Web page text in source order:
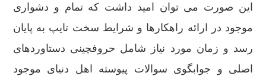
این صورت می توان امید داشت که تمام و دشواری
موجود در ارائه راهکارها و شرایط سخت تایپ به پایان
رسد و زمان مورد نیاز شامل حروفچینی دستاوردهای
اصلی و جوابگوی سوالات پیوسته اهل دنیای موجود